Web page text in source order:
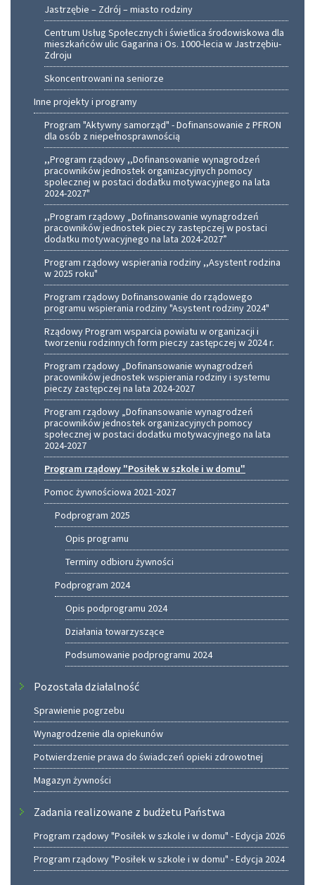
Jastrzębie – Zdrój – miasto rodziny
Centrum Usług Społecznych i świetlica środowiskowa dla
mieszkańców ulic Gagarina i Os. 1000-lecia w Jastrzębiu-
Zdroju
Skoncentrowani na seniorze
Inne projekty i programy
Program "Aktywny samorząd" - Dofinansowanie z PFRON
dla osób z niepełnosprawnością
,,Program rządowy ,,Dofinansowanie wynagrodzeń
pracowników jednostek organizacyjnych pomocy
spolecznej w postaci dodatku motywacyjnego na lata
2024-2027"
,,Program rządowy „Dofinansowanie wynagrodzeń
pracowników jednostek pieczy zastępczej w postaci
dodatku motywacyjnego na lata 2024-2027”
Program rządowy wspierania rodziny ,,Asystent rodzina
w 2025 roku"
Program rządowy Dofinansowanie do rządowego
programu wspierania rodziny "Asystent rodziny 2024"
Rządowy Program wsparcia powiatu w organizacji i
tworzeniu rodzinnych form pieczy zastępczej w 2024 r.
Program rządowy „Dofinansowanie wynagrodzeń
pracowników jednostek wspierania rodziny i systemu
pieczy zastępczej na lata 2024-2027
Program rządowy „Dofinansowanie wynagrodzeń
pracowników jednostek organizacyjnych pomocy
społecznej w postaci dodatku motywacyjnego na lata
2024-2027
Program rządowy "Posiłek w szkole i w domu"
Pomoc żywnościowa 2021-2027
Podprogram 2025
Opis programu
Terminy odbioru żywności
Podprogram 2024
Opis podprogramu 2024
Działania towarzyszące
Podsumowanie podprogramu 2024
Pozostała działalność
Sprawienie pogrzebu
Wynagrodzenie dla opiekunów
Potwierdzenie prawa do świadczeń opieki zdrowotnej
Magazyn żywności
Zadania realizowane z budżetu Państwa
Program rządowy "Posiłek w szkole i w domu" - Edycja 2026
Program rządowy "Posiłek w szkole i w domu" - Edycja 2024